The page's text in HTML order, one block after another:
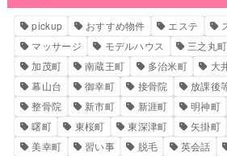
pickup おすすめ物件 エステ
マッサージ
モデルハウス 三之丸町
加茂町
南蔵王町 多治米町 大
幕山台
御幸町 接骨院
放課後
整骨院
新市町 新涯町 明神町
曙町
東桜町 東深津町 矢掛町
美幸町
習い事 脱毛 英会話